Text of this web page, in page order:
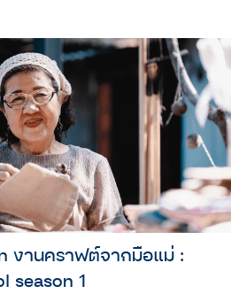
งานคราฟต์จากมือแม่ :
season 1